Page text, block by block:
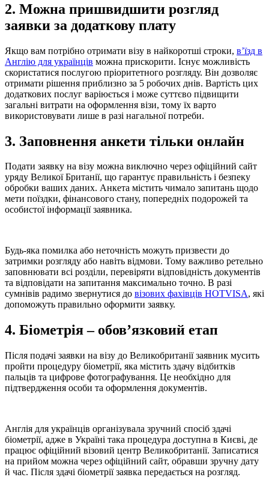
2. Можна пришвидшити розгляд
заявки за додаткову плату
Якщо вам потрібно отримати візу в найкоротші строки, в’їзд в
Англію для українців можна прискорити. Існує можливість
скористатися послугою пріоритетного розгляду. Він дозволяє
отримати рішення приблизно за 5 робочих днів. Вартість цих
додаткових послуг варіюється і може суттєво підвищити
загальні витрати на оформлення візи, тому їх варто
використовувати лише в разі нагальної потреби.
3. Заповнення анкети тільки онлайн
Подати заявку на візу можна виключно через офіційний сайт
уряду Великої Британії, що гарантує правильність і безпеку
обробки ваших даних. Анкета містить чимало запитань щодо
мети поїздки, фінансового стану, попередніх подорожей та
особистої інформації заявника.
Будь-яка помилка або неточність можуть призвести до
затримки розгляду або навіть відмови. Тому важливо ретельно
заповнювати всі розділи, перевіряти відповідність документів
та відповідати на запитання максимально точно. В разі
сумнівів радимо звернутися до візових фахівців HOTVISA, які
допоможуть правильно оформити заявку.
4. Біометрія – обов’язковий етап
Після подачі заявки на візу до Великобританії заявник мусить
пройти процедуру біометрії, яка містить здачу відбитків
пальців та цифрове фотографування. Це необхідно для
підтвердження особи та оформлення документів.
Англія для українців організувала зручний спосіб здачі
біометрії, адже в Україні така процедура доступна в Києві, де
працює офіційний візовий центр Великобританії. Записатися
на прийом можна через офіційний сайт, обравши зручну дату
й час. Після здачі біометрії заявка передається на розгляд.